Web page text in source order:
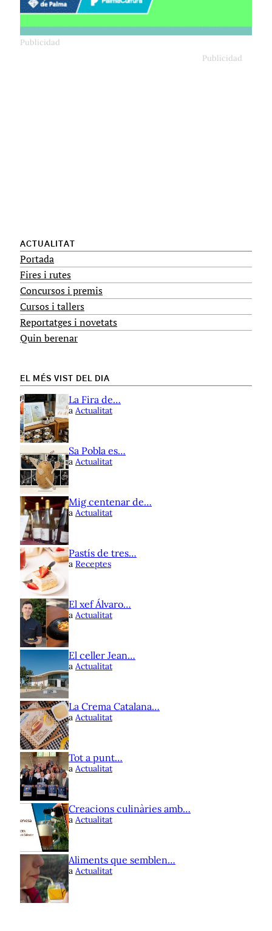
ACTUALITAT
Portada
Fires i rutes
Concursos i premis
Cursos i tallers
Reportatges i novetats
Quin berenar
EL MÉS VIST DEL DIA
La Fira de…
a Actualitat
Sa Pobla es…
a Actualitat
Mig centenar de…
a Actualitat
Pastís de tres…
a Receptes
El xef Álvaro…
a Actualitat
El celler Jean…
a Actualitat
La Crema Catalana…
a Actualitat
Tot a punt…
a Actualitat
Creacions culinàries amb…
a Actualitat
Aliments que semblen…
a Actualitat